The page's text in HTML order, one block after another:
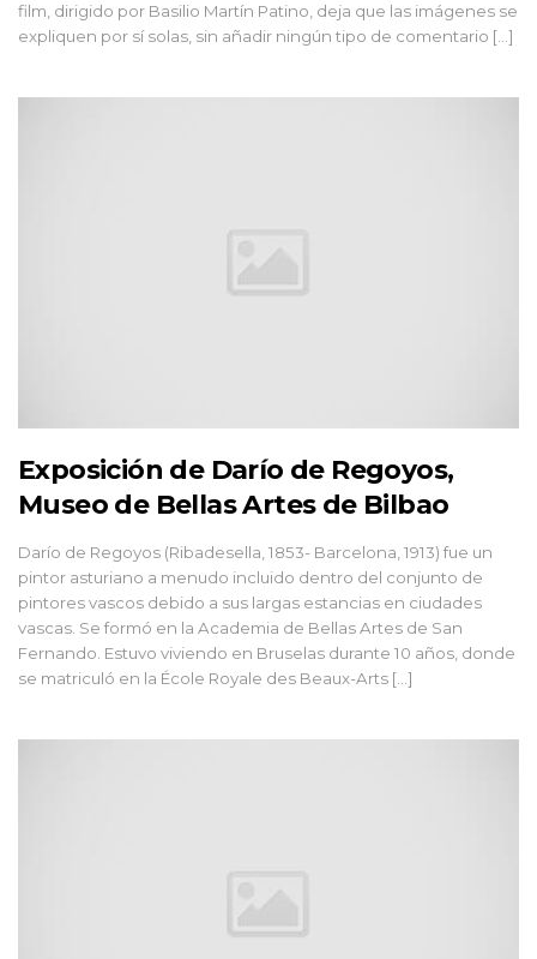
film, dirigido por Basilio Martín Patino, deja que las imágenes se
expliquen por sí solas, sin añadir ningún tipo de comentario […]
Exposición de Darío de Regoyos,
Museo de Bellas Artes de Bilbao
Darío de Regoyos (Ribadesella, 1853- Barcelona, 1913) fue un
pintor asturiano a menudo incluido dentro del conjunto de
pintores vascos debido a sus largas estancias en ciudades
vascas. Se formó en la Academia de Bellas Artes de San
Fernando. Estuvo viviendo en Bruselas durante 10 años, donde
se matriculó en la École Royale des Beaux-Arts […]